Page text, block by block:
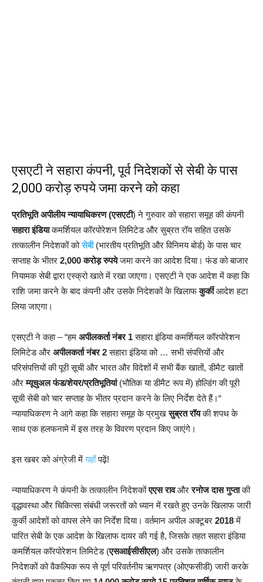
एसएटी ने सहारा कंपनी, पूर्व निदेशकों से सेबी के पास
2,000 करोड़ रुपये जमा करने को कहा
प्रतिभूति अपीलीय न्यायाधिकरण (एसएटी) ने गुरुवार को सहारा समूह की कंपनी
सहारा इंडियाकमर्शियल कॉरपोरेशन लिमिटेड और सुब्रत रॉय सहित उसके
तत्कालीन निदेशकों कोसेबी(भारतीय प्रतिभूति और विनिमय बोर्ड) के पास चार
सप्ताह के भीतर 2,000 करोड़ रुपयेजमा करने का आदेश दिया। फंड को बाजार
नियामक सेबी द्वारा एस्क्रो खाते में रखा जाएगा। एसएटी ने एक आदेश में कहा कि
राशि जमा करने के बाद कंपनी और उसके निदेशकों के खिलाफकुर्कीआदेश हटा
लिया जाएगा।
एसएटी ने कहा – “हम अपीलकर्ता नंबर 1सहारा इंडिया कमर्शियल कॉरपोरेशन
लिमिटेड और अपीलकर्ता नंबर 2सहारा इंडिया को … सभी संपत्तियों और
परिसंपत्तियों की पूरी सूची और भारत और विदेशों में सभी बैंक खातों, डीमैट खातों
औरम्यूचुअल फंड/शेयर/प्रतिभूतियां(भौतिक या डीमैट रूप में) होल्डिंग की पूरी
सूची सेबी को चार सप्ताह के भीतर प्रदान करने के लिए निर्देश देते हैं।“
न्यायाधिकरण ने आगे कहा कि सहारा समूह के प्रमुखसुब्रत रॉयकी शपथ के
साथ एक हलफनामे में इस तरह के विवरण प्रदान किए जाएंगे।
इस खबर को अंग्रेजी मेंयहाँपढ़ें!
न्यायाधिकरण ने कंपनी के तत्कालीन निदेशकोंएएस रावऔररनोज दास गुप्ताकी
वृद्धावस्था और चिकित्सा संबंधी जरूरतों को ध्यान में रखते हुए उनके खिलाफ जारी
कुर्की आदेशों को वापस लेने का निर्देश दिया। वर्तमान अपील अक्टूबर 2018में
पारित सेबी के एक आदेश के खिलाफ दायर की गई है, जिसके तहत सहारा इंडिया
कमर्शियल कॉरपोरेशन लिमिटेड (एसआईसीसीएल) और उसके तत्कालीन
निदेशकों को वैकल्पिक रूप से पूर्ण परिवर्तनीय ऋणपत्र (ओएफसीडी) जारी करके